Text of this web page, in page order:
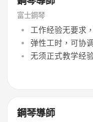
富士鋼琴
工作经验无要求
弹性工时，可协
无须正式教学经
鋼琴導師